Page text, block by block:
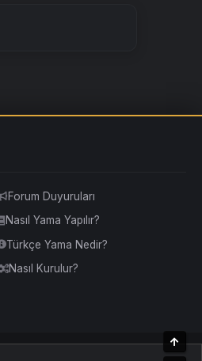
Forum Duyuruları
Nasıl Yama Yapılır?
Türkçe Yama Nedir?
Nasıl Kurulur?
Yukarı Dön
Üst